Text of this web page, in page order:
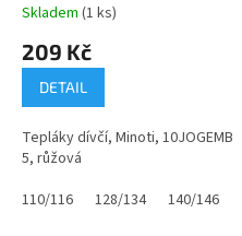
Skladem (1 ks)
209 Kč
DETAIL
Tepláky dívčí, Minoti, 10JOGEMB
5, růžová
110/116
128/134 140/146